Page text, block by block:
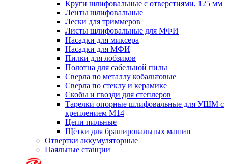
Круги шлифовальные с отверстиями, 125 мм
Ленты шлифовальные
Лески для триммеров
Листы шлифовальные для МФИ
Насадки для миксера
Насадки для МФИ
Пилки для лобзиков
Полотна для сабельной пилы
Сверла по металлу кобальтовые
Сверла по стеклу и керамике
Скобы и гвозди для степлеров
Тарелки опорные шлифовальные для УШМ с
креплением М14
Цепи пильные
Щётки для брашировальных машин
Отвертки аккумуляторные
Паяльные станции